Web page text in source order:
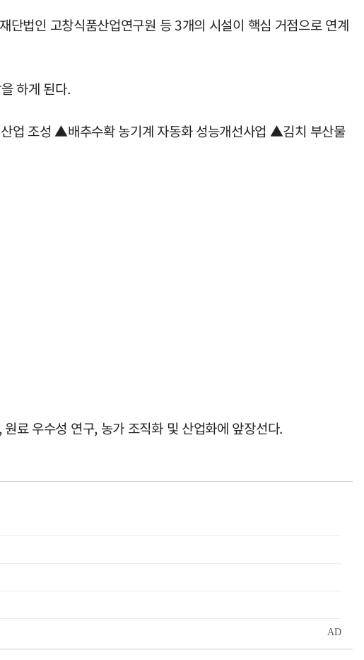
법인 고창식품산업연구원 등 3개의 시설이 핵심 거점으로 연계
하게 된다.
업 조성 ▲배추수확 농기계 자동화 성능개선사업 ▲김치 부산물
료 우수성 연구, 농가 조직화 및 산업화에 앞장선다.